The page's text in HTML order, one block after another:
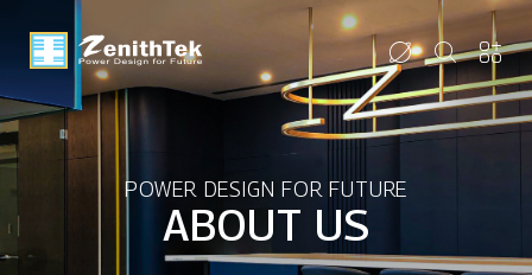
POWER DESIGN FOR FUTURE
ABOUT US